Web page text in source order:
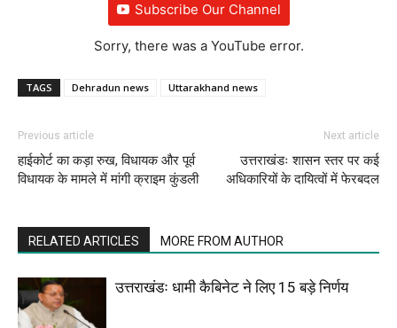
Subscribe Our Channel
Sorry, there was a YouTube error.
TAGS Dehradun news Uttarakhand news
Previous article
हाईकोर्ट का कड़ा रुख, विधायक और पूर्व
विधायक के मामले में मांगी क्राइम कुंडली
Next article
उत्तराखंडः शासन स्तर पर कई
अधिकारियों के दायित्वों में फेरबदल
RELATED ARTICLES MORE FROM AUTHOR
उत्तराखंडः धामी कैबिनेट ने लिए 15 बड़े निर्णय